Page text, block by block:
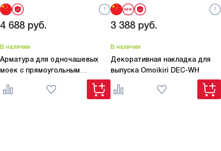
4 688 руб.
В наличии
Арматура для одночашевых
моек с прямоугольным
3 388 руб.
В наличии
Декоративная накладка для
выпуска Omoikiri DEC-WH